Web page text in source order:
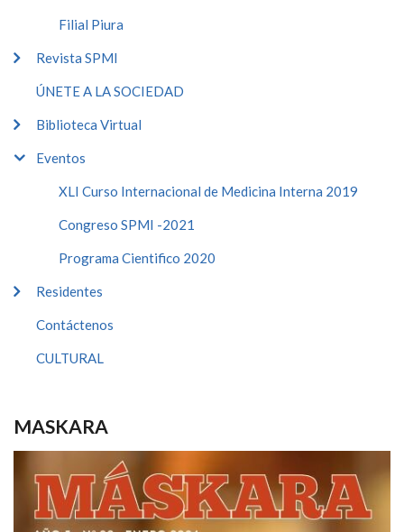
Filial Piura
Revista SPMI
ÚNETE A LA SOCIEDAD
Biblioteca Virtual
Eventos
XLI Curso Internacional de Medicina Interna 2019
Congreso SPMI -2021
Programa Cientifico 2020
Residentes
Contáctenos
CULTURAL
MASKARA